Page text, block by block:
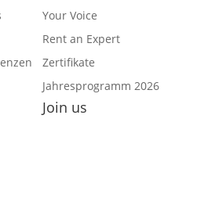
Your Voice
Rent an Expert
Zertifikate
Jahresprogramm 2026
Join us